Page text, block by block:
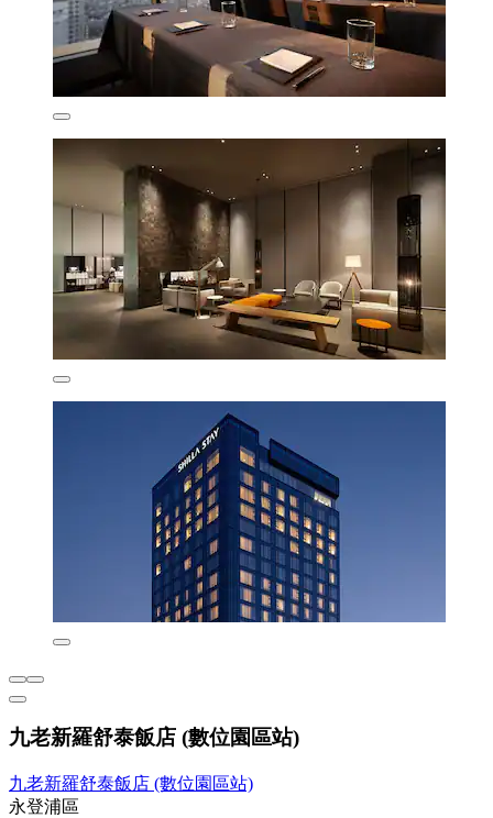
九老新羅舒泰飯店 (數位園區站)
九老新羅舒泰飯店 (數位園區站)
永登浦區